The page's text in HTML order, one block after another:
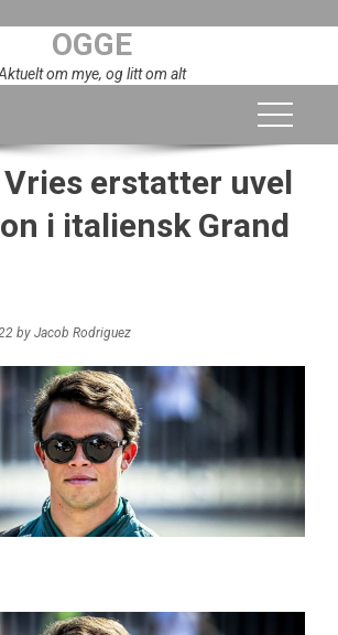
OGGE
om mye, og litt om alt
Vries erstatter uvel
i italiensk Grand
by Jacob Rodriguez